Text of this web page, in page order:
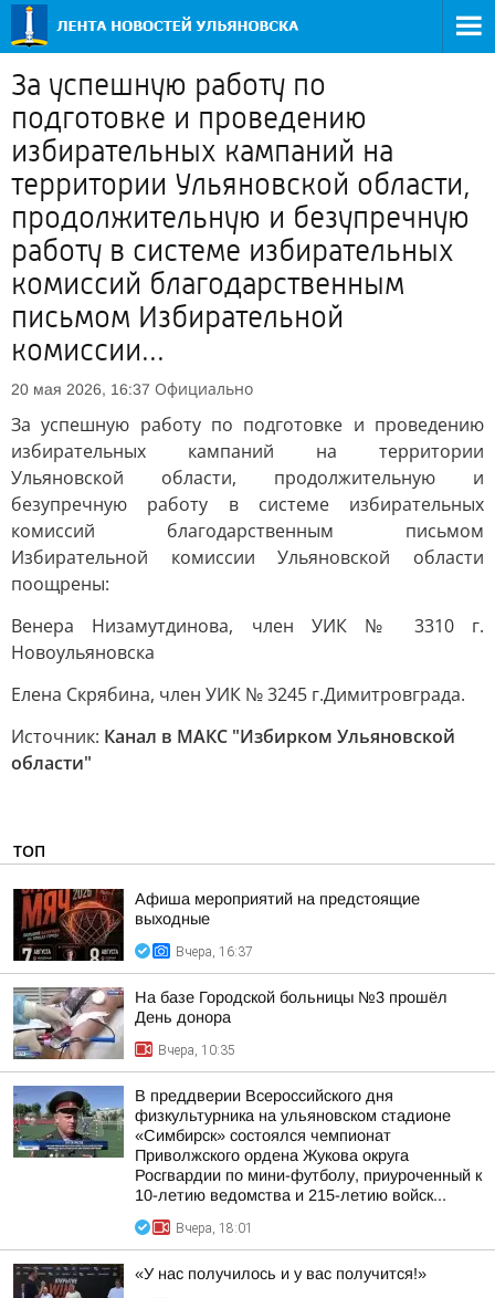
За успешную работу по
подготовке и проведению
избирательных кампаний на
территории Ульяновской области,
продолжительную и безупречную
работу в системе избирательных
комиссий благодарственным
письмом Избирательной
комиссии...
20 мая 2026, 16:37 Официально
За успешную работу по подготовке и проведению
избирательных кампаний на территории
Ульяновской области, продолжительную и
безупречную работу в системе избирательных
комиссий благодарственным письмом
Избирательной комиссии Ульяновской области
поощрены:
Венера Низамутдинова, член УИК № 3310 г.
Новоульяновска
Елена Скрябина, член УИК № 3245 г.Димитровграда.
Источник: Канал в МАКС "Избирком Ульяновской
области"
ТОП
Афиша мероприятий на предстоящие
выходные
Вчера, 16:37
На базе Городской больницы №3 прошёл
День донора
Вчера, 10:35
В преддверии Всероссийского дня
физкультурника на ульяновском стадионе
«Симбирск» состоялся чемпионат
Приволжского ордена Жукова округа
Росгвардии по мини-футболу, приуроченный к
10-летию ведомства и 215-летию войск...
Вчера, 18:01
«У нас получилось и у вас получится!»